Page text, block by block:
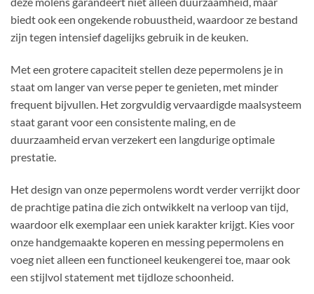
biedt ook een ongekende robuustheid, waardoor ze bestand
zijn tegen intensief dagelijks gebruik in de keuken.
Met een grotere capaciteit stellen deze pepermolens je in
staat om langer van verse peper te genieten, met minder
frequent bijvullen. Het zorgvuldig vervaardigde maalsysteem
staat garant voor een consistente maling, en de
duurzaamheid ervan verzekert een langdurige optimale
prestatie.
Het design van onze pepermolens wordt verder verrijkt door
de prachtige patina die zich ontwikkelt na verloop van tijd,
waardoor elk exemplaar een uniek karakter krijgt. Kies voor
onze handgemaakte koperen en messing pepermolens en
voeg niet alleen een functioneel keukengerei toe, maar ook
een stijlvol statement met tijdloze schoonheid.